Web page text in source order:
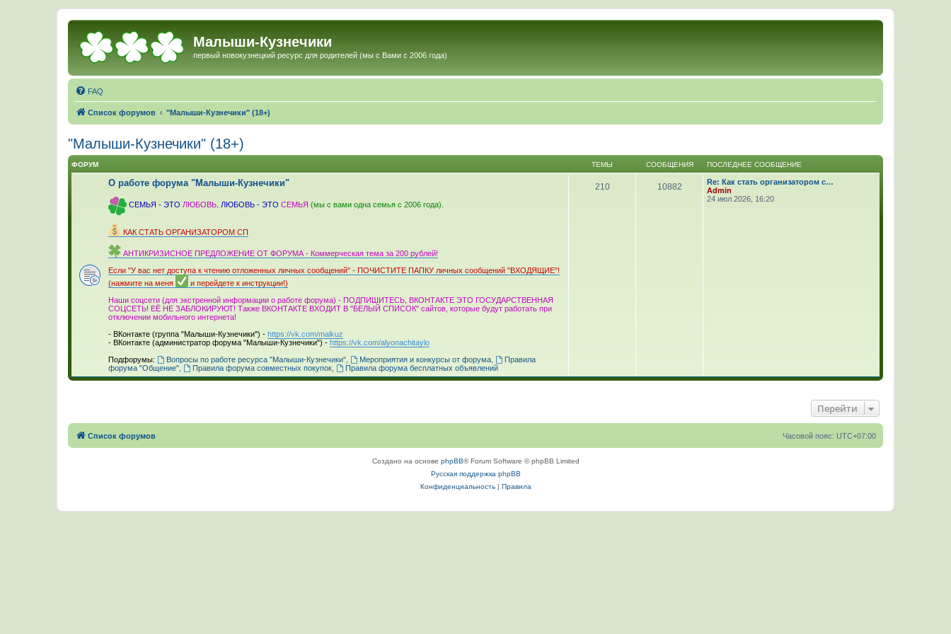
Малыши-Кузнечики
первый новокузнецкий ресурс для родителей (мы с Вами с 2006 года)
FAQ
Список форумов "Малыши-Кузнечики" (18+)
"Малыши-Кузнечики" (18+)
ФОРУМ ТЕМЫ СООБЩЕНИЯ ПОСЛЕДНЕЕ СООБЩЕНИЕ
О работе форума "Малыши-Кузнечики"
СЕМЬЯ - ЭТО ЛЮБОВЬ. ЛЮБОВЬ - ЭТО СЕМЬЯ (мы с вами одна семья с 2006 года).
КАК СТАТЬ ОРГАНИЗАТОРОМ СП
АНТИКРИЗИСНОЕ ПРЕДЛОЖЕНИЕ ОТ ФОРУМА - Коммерческая тема за 200 рублей!
Если "У вас нет доступа к чтению отложенных личных сообщений" - ПОЧИСТИТЕ ПАПКУ личных сообщений "ВХОДЯЩИЕ"!
(нажмите на меня
и перейдете к инструкции!)
Наши соцсети (для экстренной информации о работе форума) - ПОДПИШИТЕСЬ, ВКОНТАКТЕ ЭТО ГОСУДАРСТВЕННАЯ
СОЦСЕТЬ! ЕЁ НЕ ЗАБЛОКИРУЮТ! Также ВКОНТАКТЕ ВХОДИТ В "БЕЛЫЙ СПИСОК" сайтов, которые будут работать при
отключении мобильного интер­нета!
- ВКонтакте (группа "Малыши-Кузнечики") - https://vk.com/malkuz
- ВКонтакте (администратор форума "Малыши-Кузнечики") - https://vk.com/alyonachitaylo
Подфорумы: Вопросы по работе ресурса "Малыши-Кузнечики", Мероприятия и конкурсы от форума,
Правила
форума "Общение"
Правила форума совместных покупок, Правила форума бесплатных объявлений
210 10882
Re: Как стать организатором с…
Admin
24 июл 2026, 16:20
Перейти
Список форумов Часовой пояс: UTC+07:00
Создано на основе phpBB® Forum Software © phpBB Limited
Русская поддержка phpBB
Конфиденциальность| Правила